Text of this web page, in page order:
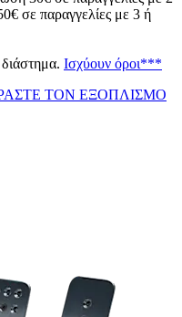
σε παραγγελίες με 3 ή
Ισχύουν όροι***
ΤΟΝ ΕΞΟΠΛΙΣΜΟ